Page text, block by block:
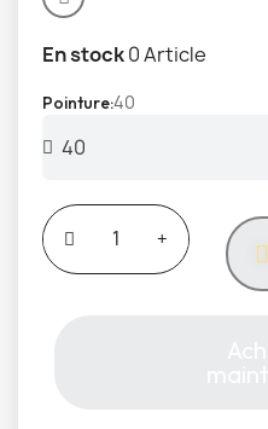
En stock0 Article
Pointure40